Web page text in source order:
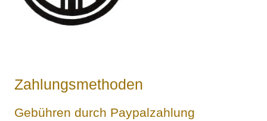
Zahlungsmethoden
Gebühren durch Paypalzahlung